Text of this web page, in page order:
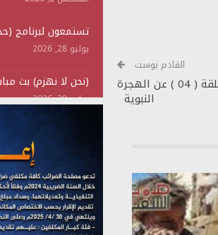
أو
خفض
مستوى
القادم بوست
البرنامج الثقافي اليومي الحلقة ( 04 ) عن الهجرة
النبوية
تستمعون لبرنامج
يوليو 28, 2026
(نحن لا نهزم) بث
يوليو 28, 2026
تستمعون لبرنامج
مؤتمر صحفي لمركز
العدوان على اليمن
يوليو 27, 2026